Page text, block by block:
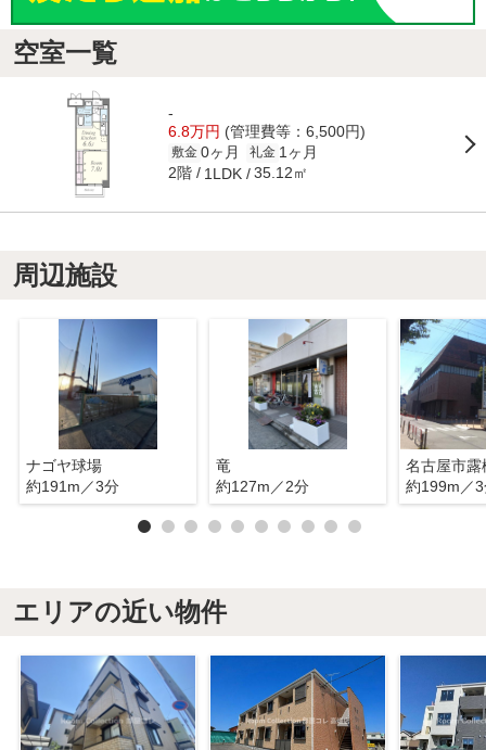
空室一覧
-
6.8万円 (管理費等：6,500円)
敷金 0ヶ月 礼金 1ヶ月
2階 1LDK 35.12㎡
周辺施設
ナゴヤ球場
約191m／3分
竜
約127m／2分
約199m／
エリアの近い物件